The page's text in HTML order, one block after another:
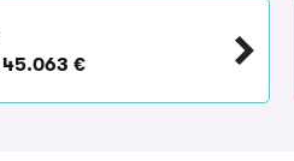
45.063 €